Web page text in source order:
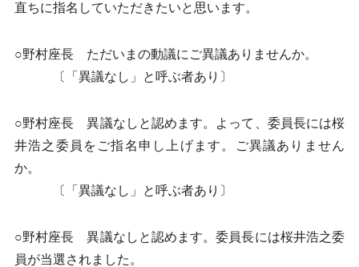
直ちに指名していただきたいと思います。
○野村座長 ただいまの動議にご異議ありませんか。
〔「異議なし」と呼ぶ者あり〕
○野村座長 異議なしと認めます。よって、委員長には桜
井浩之委員をご指名申し上げます。ご異議ありません
か。
〔「異議なし」と呼ぶ者あり〕
○野村座長 異議なしと認めます。委員長には桜井浩之委
員が当選されました。